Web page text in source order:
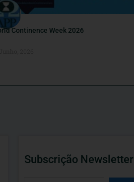
Continence Week 2026
Subscrição Newsletter